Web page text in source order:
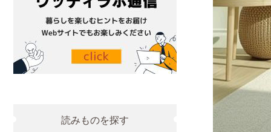
読みものを探す